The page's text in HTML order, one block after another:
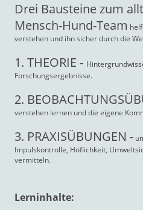
Drei Bausteine zum
Mensch-Hund-Team
verstehen und ihn sicher durch die
1. THEORIE -
Forschungsergebnisse.
2.
verstehen lernen und die eigene
3. PRAXISÜBUNGEN -
Impulskontrolle, Höflichkeit,
vermitteln.
Lerninhalte: